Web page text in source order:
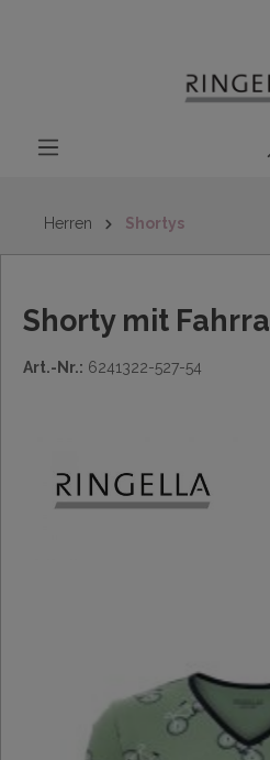
Herren Shortys
Shorty mit
Art.-Nr.: 6241322-527-54